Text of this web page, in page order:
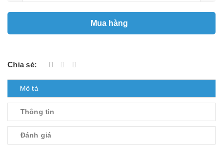
Mua hàng
Chia sẻ:
Mô tả
Thông tin
Đánh giá